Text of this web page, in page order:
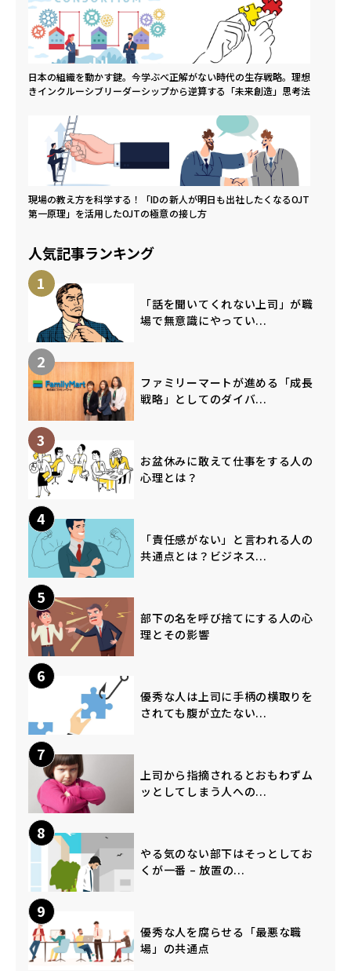
日本の組織を動かす鍵。今学ぶべ
きインクルーシブリーダーシップ
正解がない時代の生存戦略。理想
から逆算する「未来創造」思考法
現場の教え方を科学する！「IDの
第一原理」を活用したOJTの極意
新人が明日も出社したくなるOJT
の接し方
人気記事ランキング
1
「話を聞いてくれない上司」が職
場で無意識にやってい...
2
ファミリーマートが進める「成長
戦略」としてのダイバ...
3
お盆休みに敢えて仕事をする人の
心理とは？
4
「責任感がない」と言われる人の
共通点とは？ビジネス...
5
部下の名を呼び捨てにする人の心
理とその影響
6
優秀な人は上司に手柄の横取りを
されても腹が立たない...
7
上司から指摘されるとおもわずム
ッとしてしまう人への...
8
やる気のない部下はそっとしてお
くが一番 – 放置の...
9
優秀な人を腐らせる「最悪な職
場」の共通点